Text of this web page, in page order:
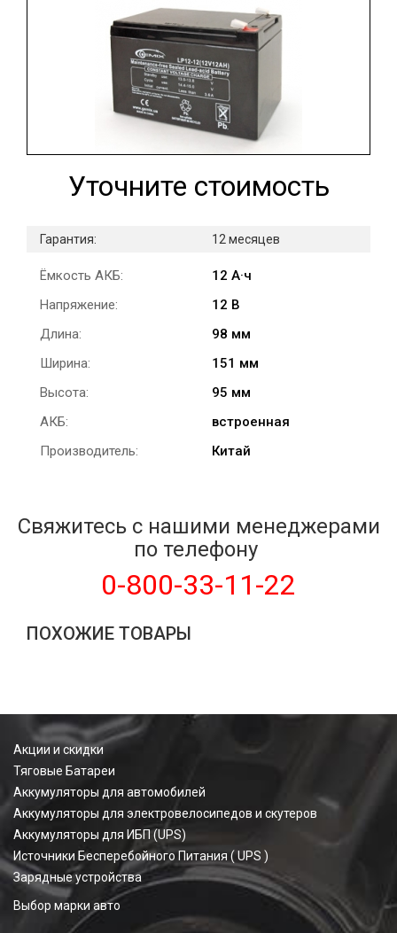
Уточните стоимость
Гарантия: 12 месяцев
Ёмкость АКБ:
12 А·ч
Напряжение:
12 В
Длина:
98 мм
Ширина:
151 мм
Высота:
95 мм
АКБ:
встроенная
Производитель:
Китай
Свяжитесь с нашими менеджерами
по телефону
0-800-33-11-22
ПОХОЖИЕ ТОВАРЫ
Акции и скидки
Тяговые Батареи
Аккумуляторы для автомобилей
Аккумуляторы для электровелосипедов и скутеров
Аккумуляторы для ИБП (UPS)
Источники Бесперебойного Питания ( UPS )
Зарядные устройства
Выбор марки авто